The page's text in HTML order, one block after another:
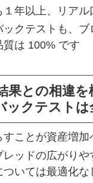
１年以上、リア
ックテストも、
質は 100% です
果との相違を
ックテスト
すことが資産増
レッドの広がり
ついては最適化